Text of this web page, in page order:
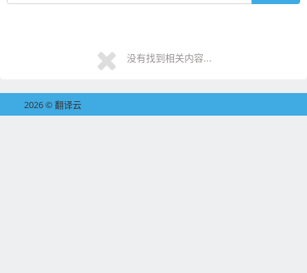
没有找到相关内容...
2026 © 翻译云